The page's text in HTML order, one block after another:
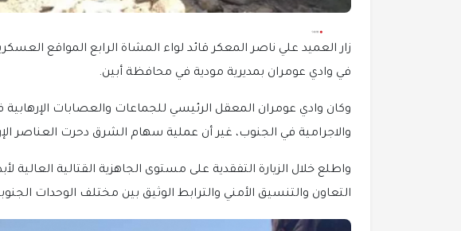
زار العميد علي ناصر المعكر قائد لواء المشاة الرابع المواقع
في وادي عومران بمديرية مودية في محافظة أبين.
وكان وادي عومران المعقل الرئيسي للجماعات والعصابات الإرهابية
والاجرامية في الجنوب، غير أن عملية سهام الشرق دحرت العناصر
واطلع خلال الزيارة التفقدية على مستوى الجاهزية القتالية العالية
التعاون والتنسيق الأمني والترابط الوثيق بين مختلف الوحدات